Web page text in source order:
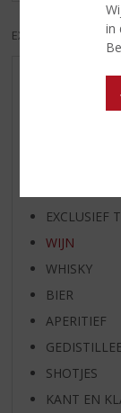
in
EXCL. BTW
WHISKY
EXCLUSIEF
WIJN
WHISKY
BIER
APERITIEF
SHOTJES
KANT EN